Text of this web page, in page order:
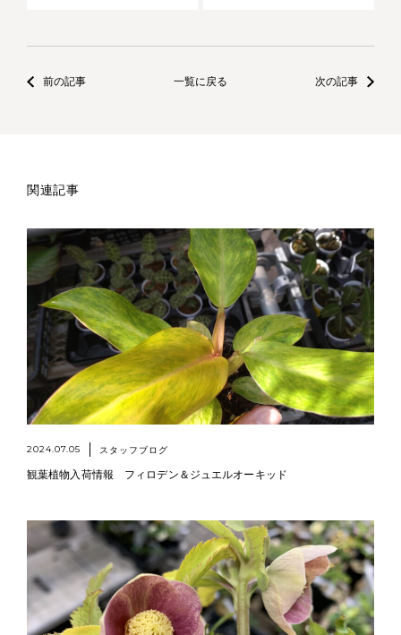
前の記事 一覧に戻る 次の記事
関連記事
2024.07.05 スタッフブログ
観葉植物入荷情報 フィロデン＆ジュエルオーキッド